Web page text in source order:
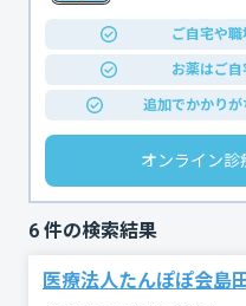
ご自宅や職
お薬はご自
追加でかかりが
オンライン診
6 件の検索結果
医療法人たんぽぽ会島